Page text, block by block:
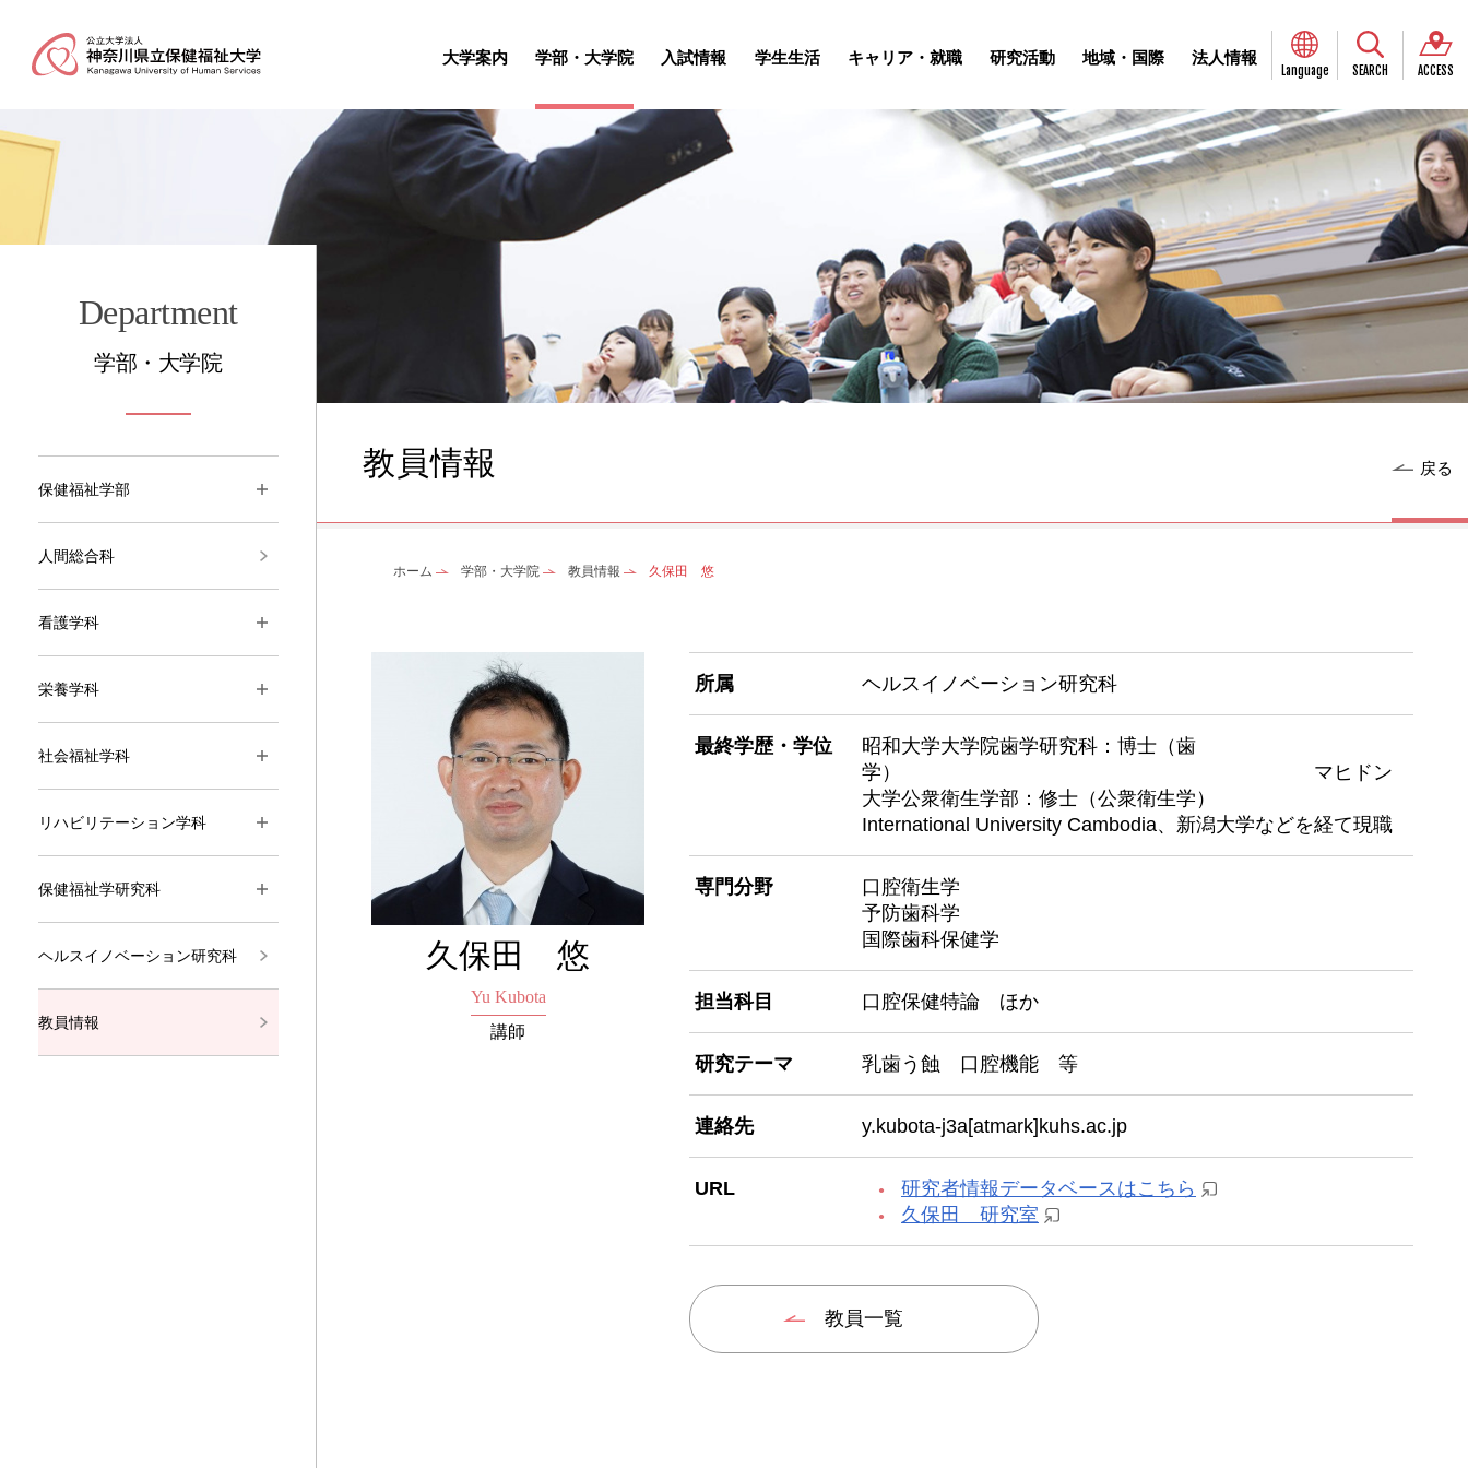
大学案内 学部・大学院 入試情報 学生生活 キャリア・就職 研究活動 地域・国際 法人情報
Language SEARCH ACCESS
Department
学部・大学院
保健福祉学部
人間総合科
看護学科
栄養学科
社会福祉学科
リハビリテーション学科
保健福祉学研究科
ヘルスイノベーション研究科
教員情報
教員情報 戻る
ホーム 学部・大学院 教員情報 久保田 悠
久保田 悠
Yu Kubota
講師
所属 ヘルスイノベーション研究科
最終学歴・学位
昭和大学大学院歯学研究科：博士（歯
学） マヒドン
大学公衆衛生学部：修士（公衆衛生学）
International University Cambodia、新潟大学などを経て現職
専門分野
口腔衛生学
予防歯科学
国際歯科保健学
担当科目 口腔保健特論 ほか
研究テーマ 乳歯う蝕 口腔機能 等
連絡先 y.kubota-j3a[atmark]kuhs.ac.jp
URL
研究者情報データベースはこちら
久保田 研究室
教員一覧